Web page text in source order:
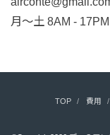
月〜土 8AM - 17PM
TOP 費用